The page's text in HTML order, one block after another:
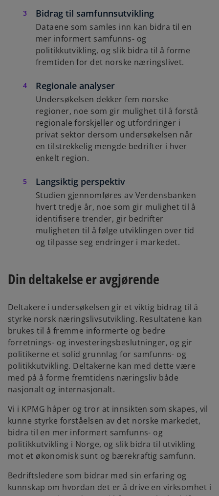
Bidrag til samfunnsutvikling
Dataene som samles inn kan bidra til en
mer informert samfunns- og
politikkutvikling, og slik bidra til å forme
fremtiden for det norske næringslivet.
Regionale analyser
Undersøkelsen dekker fem norske
regioner, noe som gir mulighet til å forstå
regionale forskjeller og utfordringer i
privat sektor dersom undersøkelsen når
en tilstrekkelig mengde bedrifter i hver
enkelt region.
Langsiktig perspektiv
Studien gjennomføres av Verdensbanken
hvert tredje år, noe som gir mulighet til å
identifisere trender, gir bedrifter
muligheten til å følge utviklingen over tid
og tilpasse seg endringer i markedet.
Din deltakelse er avgjørende
Deltakere i undersøkelsen gir et viktig bidrag til å
styrke norsk næringslivsutvikling. Resultatene kan
brukes til å fremme informerte og bedre
forretnings- og investeringsbeslutninger, og gir
politikerne et solid grunnlag for samfunns- og
politikkutvikling. Deltakerne kan med dette være
med på å forme fremtidens næringsliv både
nasjonalt og internasjonalt.
Vi i KPMG håper og tror at innsikten som skapes, vil
kunne styrke forståelsen av det norske markedet,
bidra til en mer informert samfunns- og
politikkutvikling i Norge, og slik bidra til utvikling
mot et økonomisk sunt og bærekraftig samfunn.
Bedriftsledere som bidrar med sin erfaring og
kunnskap om hvordan det er å drive en virksomhet i